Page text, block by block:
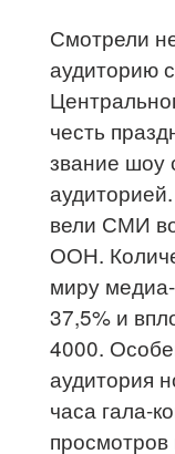
Смотрели
аудиторию
честь
звание шоу
вели СМИ
ООН.
миру
37,5% и
4000.
аудитория
часа гала-